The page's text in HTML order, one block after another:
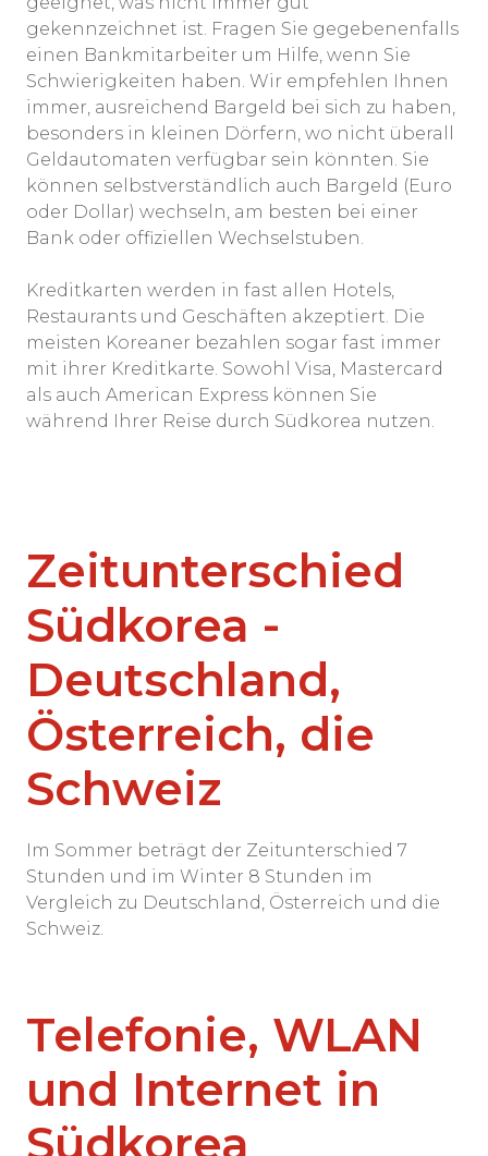
gekennzeichnet ist. Fragen Sie gegebenenfalls
einen Bankmitarbeiter um Hilfe, wenn Sie
Schwierigkeiten haben. Wir empfehlen Ihnen
immer, ausreichend Bargeld bei sich zu haben,
besonders in kleinen Dörfern, wo nicht überall
Geldautomaten verfügbar sein könnten. Sie
können selbstverständlich auch Bargeld (Euro
oder Dollar) wechseln, am besten bei einer
Bank oder offiziellen Wechselstuben.
Kreditkarten werden in fast allen Hotels,
Restaurants und Geschäften akzeptiert. Die
meisten Koreaner bezahlen sogar fast immer
mit ihrer Kreditkarte. Sowohl Visa, Mastercard
als auch American Express können Sie
während Ihrer Reise durch Südkorea nutzen.
Zeitunterschied
Südkorea -
Deutschland,
Österreich, die
Schweiz
Im Sommer beträgt der Zeitunterschied 7
Stunden und im Winter 8 Stunden im
Vergleich zu Deutschland, Österreich und die
Schweiz.
Telefonie, WLAN
und Internet in
Südkorea